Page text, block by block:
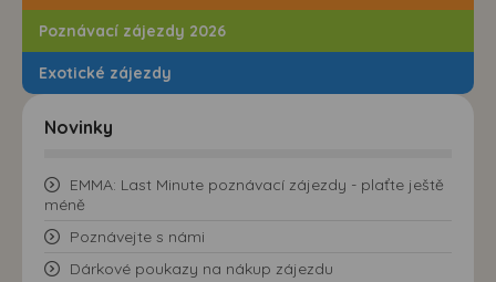
Poznávací zájezdy 2026
Exotické zájezdy
Novinky
EMMA: Last Minute poznávací zájezdy - plaťte ještě
méně
Poznávejte s námi
Dárkové poukazy na nákup zájezdu